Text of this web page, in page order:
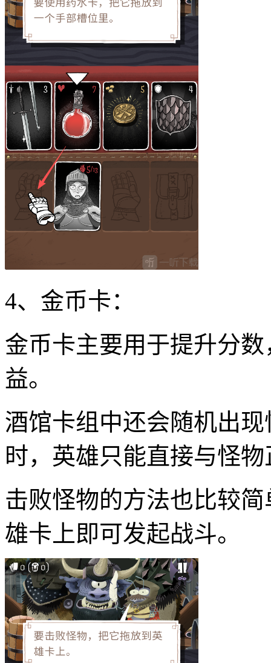
4、金币卡：
金币卡主要用于提升分
益。
酒馆卡组中还会随机出
时，英雄只能直接与怪
击败怪物的方法也比较
雄卡上即可发起战斗。